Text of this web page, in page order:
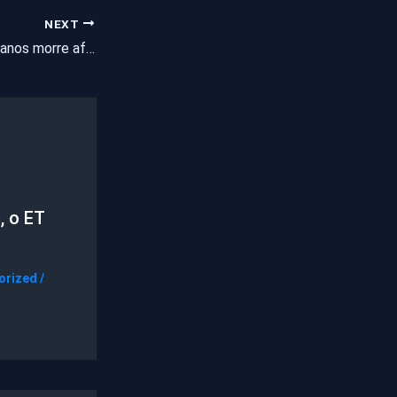
NEXT
Adolescente de 15 anos morre afogado no rio Cocó neste sábado
o ET
/